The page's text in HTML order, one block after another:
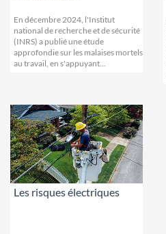
En décembre 2024, l'Institut
national de recherche et de sécurité
(INRS) a publié une étude
approfondie sur les malaises mortels
au travail, en s'appuyant...
Les risques électriques